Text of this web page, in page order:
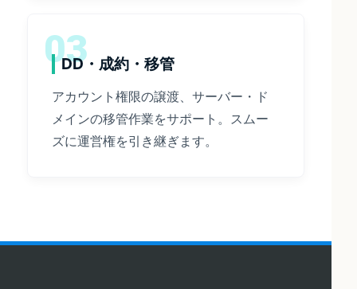
03
DD・成約・移管
アカウント権限の譲渡、サーバー・ド
メインの移管作業をサポート。スムー
ズに運営権を引き継ぎます。